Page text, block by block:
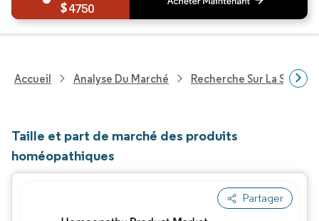
4750
Accueil Analyse Du Marché Recherche Sur La Santé
Taille et part de marché des produits
homéopathiques
Partager